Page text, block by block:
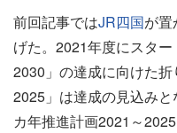
前回記事ではJR四国が
げた。2021年度にスタ
2030」の達成に向けた
2025」は達成の見込み
カ年推進計画2021～